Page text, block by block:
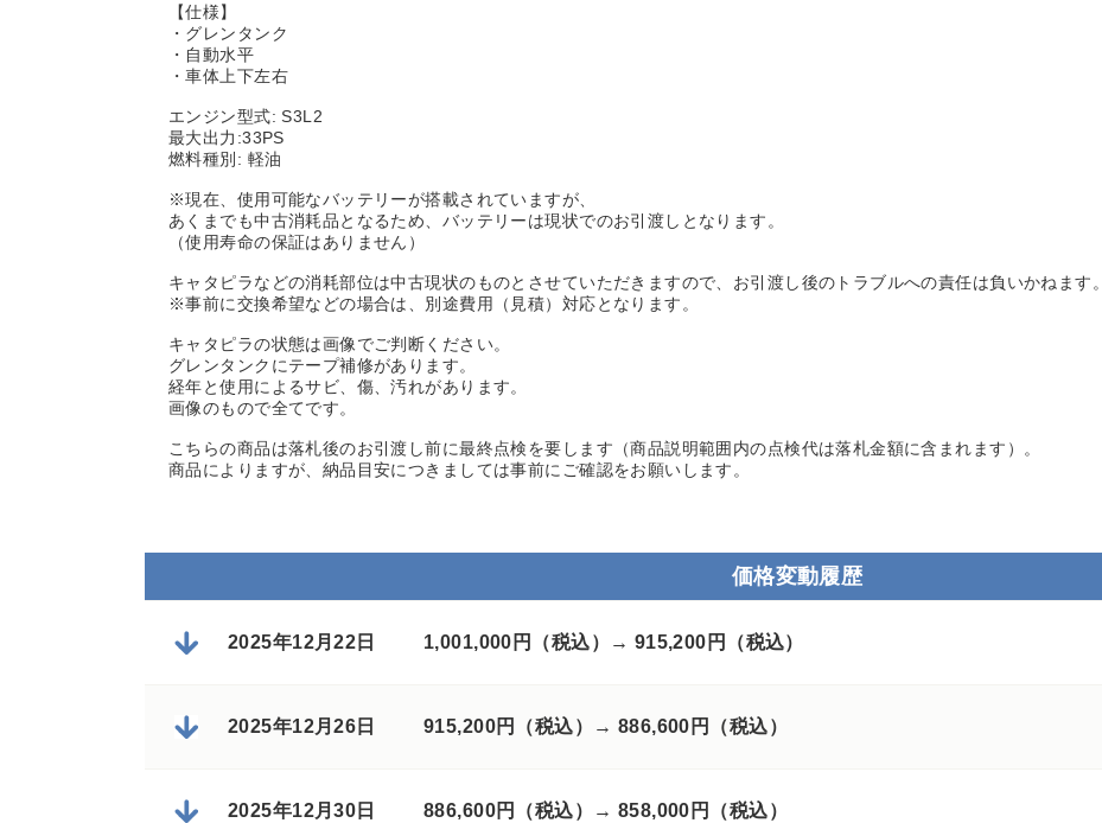
【仕様】
・グレンタンク
・自動水平
・車体上下左右
エンジン型式: S3L2
最大出力:33PS
燃料種別: 軽油
※現在、使用可能なバッテリーが搭載されていますが、
あくまでも中古消耗品となるため、バッテリーは現状でのお引渡しとなります。
（使用寿命の保証はありません）
キャタピラなどの消耗部位は中古現状のものとさせていただきますので、お引渡し後のトラブルへの責任は負いかねます。
※事前に交換希望などの場合は、別途費用（見積）対応となります。
キャタピラの状態は画像でご判断ください。
グレンタンクにテープ補修があります。
経年と使用によるサビ、傷、汚れがあります。
画像のもので全てです。
こちらの商品は落札後のお引渡し前に最終点検を要します（商品説明範囲内の点検代は落札金額に含まれます）。
商品によりますが、納品目安につきましては事前にご確認をお願いします。
価格変動履歴
2025年12月22日 1,001,000円（税込）→ 915,200円（税込）
2025年12月26日 915,200円（税込）→ 886,600円（税込）
2025年12月30日 886,600円（税込）→ 858,000円（税込）